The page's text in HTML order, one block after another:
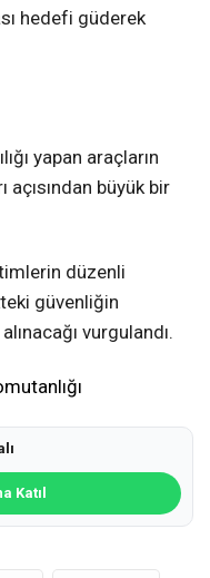
hedefi güderek
yapan araçların
açısından büyük bir
düzenli
güvenliğin
vurgulandı.
Katıl